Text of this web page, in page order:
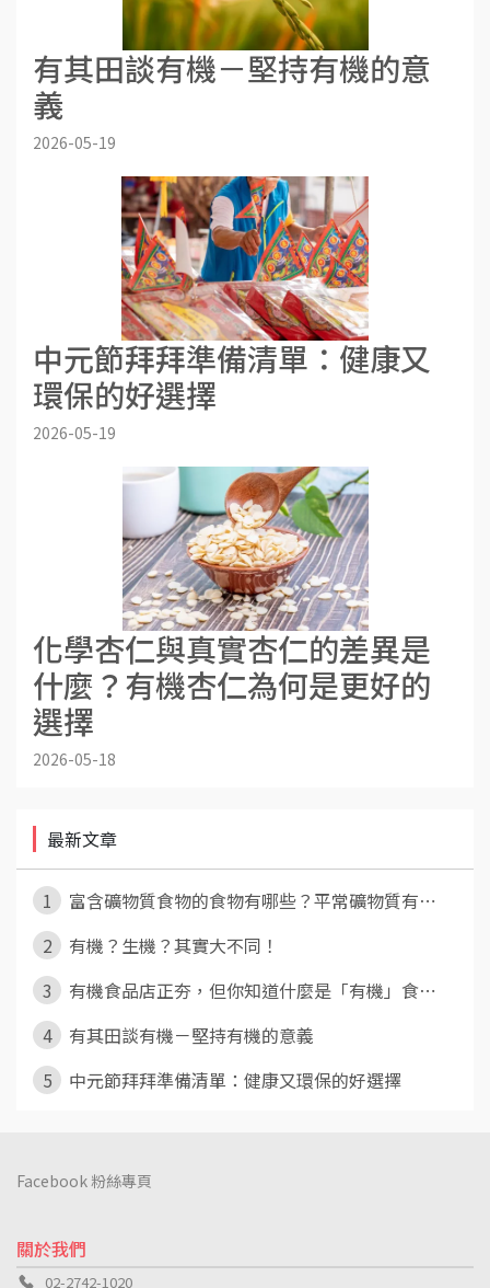
有其田談有機－堅持有機的意
義
2026-05-19
中元節拜拜準備清單：健康又
環保的好選擇
2026-05-19
化學杏仁與真實杏仁的差異是
什麼？有機杏仁為何是更好的
選擇
2026-05-18
最新文章
1
富含礦物質食物的食物有哪些？平常礦物質有⋯
2
有機？生機？其實大不同！
3
有機食品店正夯，但你知道什麼是「有機」食⋯
4
有其田談有機－堅持有機的意義
5
中元節拜拜準備清單：健康又環保的好選擇
關於我們
02-2742-1020
Facebook 粉絲專頁